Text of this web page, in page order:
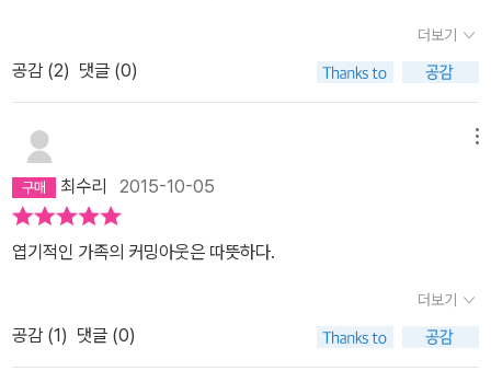
모습을 보면서.... 나도 간식을 먹은 후에 소파에 널브러져 잠드는 것
을 좋아하는데... 엄마는 늘 학교 다녀오면 곧바로 숙제와 학습지를 해
야 한다고 하고 낮잠이란 있을 수 없지.... 평온하고 나른한 모습에서
동질감을 찾은 지은이는 고양이 부부를 따라나선다. 고양이 부모의
야.''우린 음식을 모아 두지 않아. 그저 좀 덜 먹는 날이 있긴 하지만.
대수롭지 않지.' 비교적 성실하게 내 일을 미루지 않고 사회의 상식과
규범에 맞추어 살아온 나는, 나와는 달리 너무나 자유로운 영혼인 아
들을 이해 못해 끙끙 앓는다. 방학인 요즘 모처럼 새벽교회에 갔다가
이른 아침부터 도시락 두 개 싸들고 하얀 입김을 뿜으며 학원버스를
이는 무엇이든지 파는 시장에 갔다. 이곳에서 물건을 사기 위해서는
자신이 태어난 해의 동전을 내야 한다. 그 시장에서는 각종 표정에 맞
는 눈썹이나 귓속말을 듣는 귀나 안에 넣는 순간 무엇이든 사라지는
지갑, 다양한 동물 꼬리 등을 팔았다. 시원이는 그곳에서 무슨 말이든
시원하게 할 수 있는 혀를 사왔다. 신기하게도 그 혀를 입에 넣는 순간
입안에 착 달라 붙었다. 그리고 만나는 사람마다 시원이가 평소에 하
고 싶었던 말을 거침없이 쏟아낼 수 있었다. 최근 우리 사회에서 분노
조절장애로 인한 폭력성이 문제가 되고 있다. 우리들은 평소에 얼마
기 때문에 하고 싶은 말을 다 할 수 있는 혀가 있다면 나도 잠깐 사용
들이 아닐까. [혀를 사 왔지] 1년에 한 번 삼 일간 열리는 '무엇이든
시장'에서는 누군가의 눈썹부터 연골 달린 뼈다귀, 여러 모양의 귀, 꼬
리 등을 판다.그런데 주인공은 지혜롭게도 상술에 걸리지 않고 자신
에게 꼭 필요한 혀를 산다. 이 혀야 말로 정말로 놀라운 혀다. 늘 듣기
때까지 혀를 마음껏 휘두른다. 집으로 돌아온 아이는 잔소리만 하던
엄마에게 매우 날카롭고 예리해서 마음을 후벼 파는 말을 하고는 그
동안 혀가 없어 맛보지 못하던 초코크림빵 두개를 맛본다. 읽는 동안
얼마나 통쾌하던지 나도 이런 혀가 있다면 하나 사고 싶다. 하지만 나
는 이미 혀를 가지고 있으며 조금은 무뎌졌으나 아무에게나 휘둘러
더보기
공감 (2) 댓글 (0)
최수리 2015-10-05
엽기적인 가족의 커밍아웃은 따뜻하다.
더보기
공감 (1) 댓글 (0)